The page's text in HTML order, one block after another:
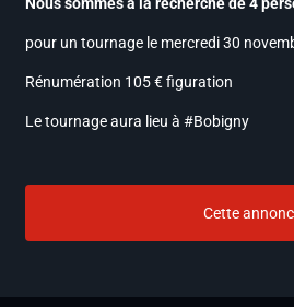
pour un tournage le mercredi 30
Rénumération 105 € figuration
Le tournage aura lieu à #Bobigny
Cette